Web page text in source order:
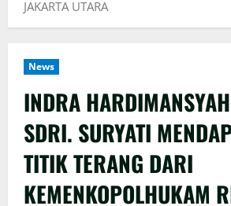
JAKARTA UTARA
News
INDRA
SDRI. SURYATI
TITIK TERANG DARI
KEMENKOPOLHUKAM